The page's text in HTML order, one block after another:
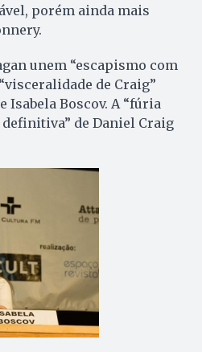
porém ainda mais
unem “escapismo com
de Craig”
Isabela Boscov. A “fúria
de Daniel Craig